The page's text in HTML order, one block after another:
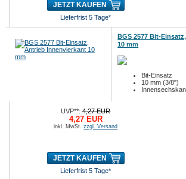
JETZT KAUFEN
Lieferfrist 5 Tage*
BGS 2577 Bit-
10 mm
Bit-Einsatz
10 mm (3/8")
UVP**:4,27 EUR
4,27 EUR
inkl. MwSt.zzgl. Versand
JETZT KAUFEN
Lieferfrist 5 Tage*